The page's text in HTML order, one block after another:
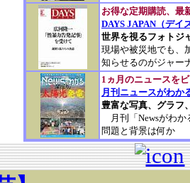
お得な定期購読、最
DAYS JAPAN（デイ
世界を視るフォトジ
現場や被災地でも、
知らせるのがジャー
1ヵ月のニュースを
月刊ニュースがわか
豊富な写真、グラフ
月刊「Newsがわか
問題と背景は何か